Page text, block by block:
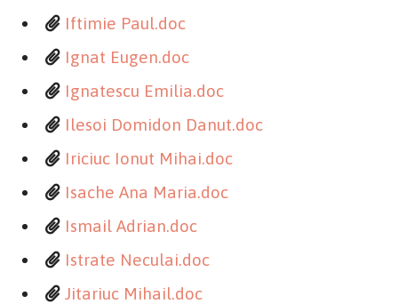
Iftimie Paul.doc
Ignat Eugen.doc
Ignatescu Emilia.doc
Ilesoi Domidon Danut.doc
Iriciuc Ionut Mihai.doc
Isache Ana Maria.doc
Ismail Adrian.doc
Istrate Neculai.doc
Jitariuc Mihail.doc